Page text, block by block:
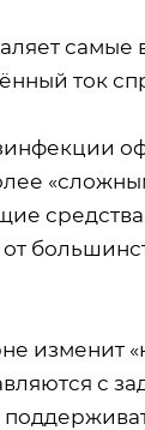
самые
ток
изменит
с